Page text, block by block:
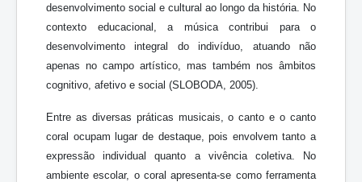
desenvolvimento social e cultural ao longo da história. No
contexto educacional, a música contribui para o
desenvolvimento integral do indivíduo, atuando não
apenas no campo artístico, mas também nos âmbitos
cognitivo, afetivo e social (SLOBODA, 2005).
Entre as diversas práticas musicais, o canto e o canto
coral ocupam lugar de destaque, pois envolvem tanto a
expressão individual quanto a vivência coletiva. No
ambiente escolar, o coral apresenta-se como ferramenta